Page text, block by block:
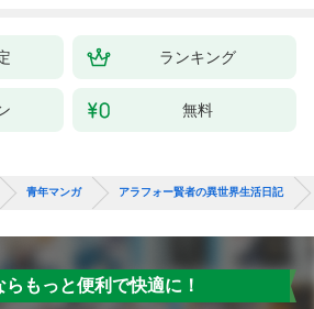
ランキング
無料
青年マンガ アラフォー賢者の異世界生活日記
らもっと便利で快適に！